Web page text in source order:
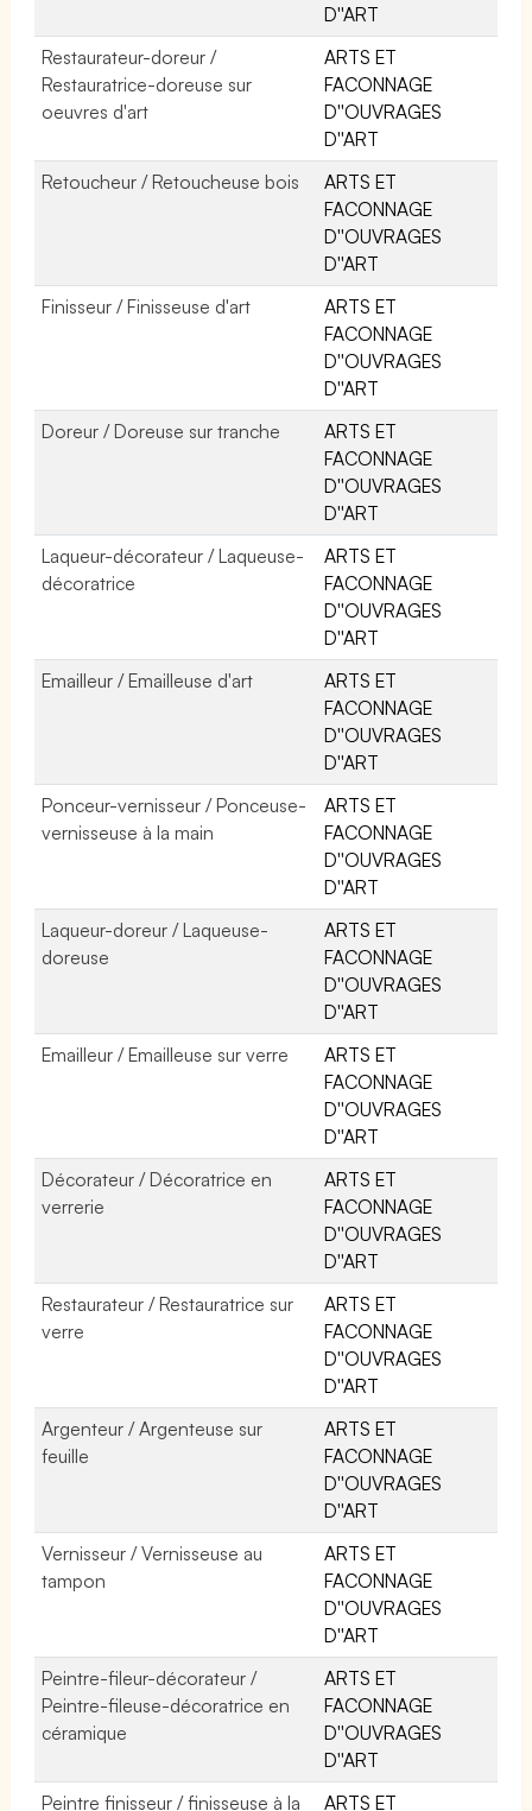
D''ART
Restaurateur-doreur /
Restauratrice-doreuse sur
oeuvres d'art
ARTS ET
FACONNAGE
D''OUVRAGES
D''ART
Retoucheur / Retoucheuse bois
ARTS ET
FACONNAGE
D''OUVRAGES
D''ART
Finisseur / Finisseuse d'art
ARTS ET
FACONNAGE
D''OUVRAGES
D''ART
Doreur / Doreuse sur tranche
ARTS ET
FACONNAGE
D''OUVRAGES
D''ART
Laqueur-décorateur / Laqueuse-
décoratrice
ARTS ET
FACONNAGE
D''OUVRAGES
D''ART
Emailleur / Emailleuse d'art
ARTS ET
FACONNAGE
D''OUVRAGES
D''ART
Ponceur-vernisseur / Ponceuse-
vernisseuse à la main
ARTS ET
FACONNAGE
D''OUVRAGES
D''ART
Laqueur-doreur / Laqueuse-
doreuse
ARTS ET
FACONNAGE
D''OUVRAGES
D''ART
Emailleur / Emailleuse sur verre
ARTS ET
FACONNAGE
D''OUVRAGES
D''ART
Décorateur / Décoratrice en
verrerie
ARTS ET
FACONNAGE
D''OUVRAGES
D''ART
Restaurateur / Restauratrice sur
verre
ARTS ET
FACONNAGE
D''OUVRAGES
D''ART
Argenteur / Argenteuse sur
feuille
ARTS ET
FACONNAGE
D''OUVRAGES
D''ART
Vernisseur / Vernisseuse au
tampon
ARTS ET
FACONNAGE
D''OUVRAGES
D''ART
Peintre-fileur-décorateur /
Peintre-fileuse-décoratrice en
céramique
ARTS ET
FACONNAGE
D''OUVRAGES
D''ART
Peintre finisseur / finisseuse à la
ARTS ET